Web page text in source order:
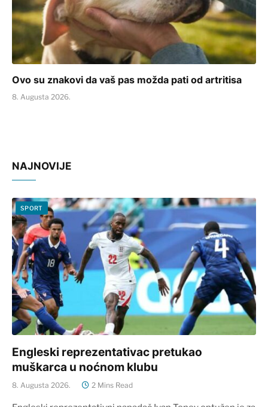
Ovo su znakovi da vaš pas možda pati od artritisa
8. Augusta 2026.
NAJNOVIJE
SPORT
Engleski reprezentativac pretukao
muškarca u noćnom klubu
8. Augusta 2026. 2 Mins Read